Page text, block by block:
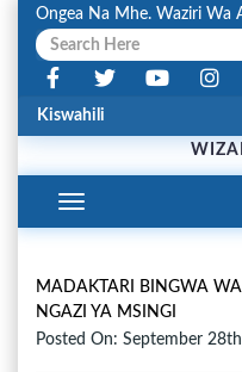
Ongea Na Mhe. Waziri Wa
Toggle
Navigation
MADAKTARI BINGWA
NGAZI YA MSINGI
Posted On: September